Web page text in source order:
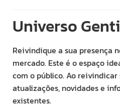
Universo
Reivindique a sua presença
mercado. Este é o espaço
com o público. Ao
atualizações, novidades e
existentes.